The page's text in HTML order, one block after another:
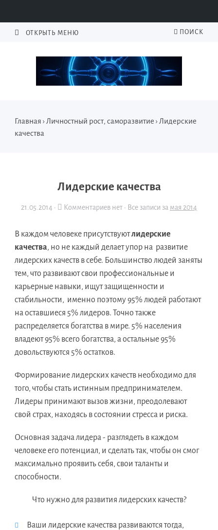
ОТКРЫТЬ МЕНЮ ПОИСК
Главная › Личностный рост, саморазвитие › Лидерские
качества
Лидерские качества
21.05.2014 · Комментариев нет · Все записи за мая 2014
В каждом человеке присутствуютлидерские
качества, но не каждый делает упор на развитие
лидерских качеств в себе. Большинство людей заняты
тем, что развивают свои профессиональные и
карьерные навыки, ищут защищенности и
стабильности, именно поэтому 95% людей работают
на оставшиеся 5% лидеров. Точно также
распределяется богатства в мире. 5% населения
владеют 95% всего богатства, а остальные 95%
довольствуются 5% остатков.
Формирование лидерских качеств необходимо для
того, чтобы стать истинным предпринимателем.
Лидеры принимают вызов жизни, преодолевают
свой страх, находясь в состоянии стресса и риска.
Основная задача лидера - разглядеть в каждом
человеке его потенциал, и сделать так, чтобы он смог
максимально проявить себя, свои таланты и
способности.
Что нужно для развития лидерских качеств?
Ваши лидерские качества развиваются тогда,